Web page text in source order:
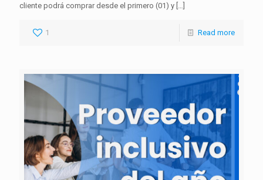
cliente podrá comprar desde el primero (01) y […]
1 Read more